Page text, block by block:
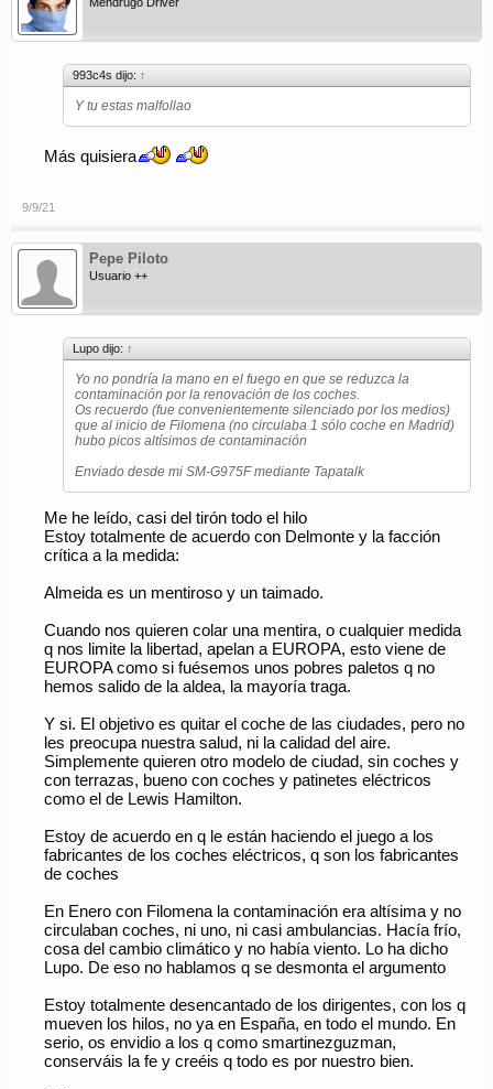
993c4s dijo: ↑
Y tu estas malfollao
Más quisiera
9/9/21
Pepe Piloto
Usuario ++
Lupo dijo: ↑
Yo no pondría la mano en el fuego en que se reduzca la
contaminación por la renovación de los coches.
Os recuerdo (fue convenientemente silenciado por los medios)
que al inicio de Filomena (no circulaba 1 sólo coche en Madrid)
hubo picos altísimos de contaminación
Enviado desde mi SM-G975F mediante Tapatalk
Me he leído, casi del tirón todo el hilo
Estoy totalmente de acuerdo con Delmonte y la facción
crítica a la medida:
Almeida es un mentiroso y un taimado.
Cuando nos quieren colar una mentira, o cualquier medida
q nos limite la libertad, apelan a EUROPA, esto viene de
EUROPA como si fuésemos unos pobres paletos q no
hemos salido de la aldea, la mayoría traga.
Y si. El objetivo es quitar el coche de las ciudades, pero no
les preocupa nuestra salud, ni la calidad del aire.
Simplemente quieren otro modelo de ciudad, sin coches y
con terrazas, bueno con coches y patinetes eléctricos
como el de Lewis Hamilton.
Estoy de acuerdo en q le están haciendo el juego a los
fabricantes de los coches eléctricos, q son los fabricantes
de coches
En Enero con Filomena la contaminación era altísima y no
circulaban coches, ni uno, ni casi ambulancias. Hacía frío,
cosa del cambio climático y no había viento. Lo ha dicho
Lupo. De eso no hablamos q se desmonta el argumento
Estoy totalmente desencantado de los dirigentes, con los q
mueven los hilos, no ya en España, en todo el mundo. En
serio, os envidio a los q como smartinezguzman,
conserváis la fe y creéis q todo es por nuestro bien.